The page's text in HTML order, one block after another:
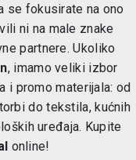
se fokusirate na ono
ni na male znake
partnere. Ukoliko
, imamo veliki izbor
i promo materijala: od
do tekstila, kućnih
uređaja. Kupite
online!